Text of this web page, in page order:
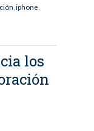
iphone
los